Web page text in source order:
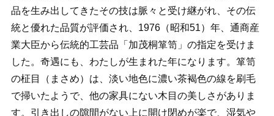
品を生み出してきたその技は脈々と受け継がれ、その伝
統と優れた品質が評価され、1976（昭和51）年、通商産
業大臣から伝統的工芸品「加茂桐箪笥」の指定を受けま
した。奇遇にも、わたしが生まれた年になります。箪笥
の柾目（まさめ）は、淡い地色に濃い茶褐色の線を刷毛
で掃いたようで、他の家具にない木目の美しさがありま
す。引き出しの隙間がない上に開け閉めが楽で、湿気や